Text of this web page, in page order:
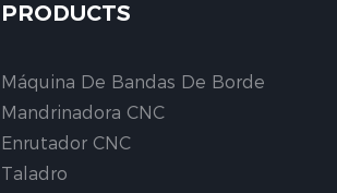
PRODUCTS
Máquina De Bandas De Borde
Mandrinadora CNC
Enrutador CNC
Taladro